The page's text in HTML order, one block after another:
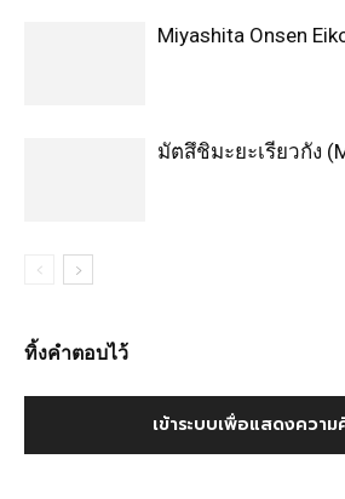
Miyashita Onsen
มัตสึชิมะยะเรียวกัง
ทิ้งคำตอบไว้
เข้าระบบเพื่อแสดงความ